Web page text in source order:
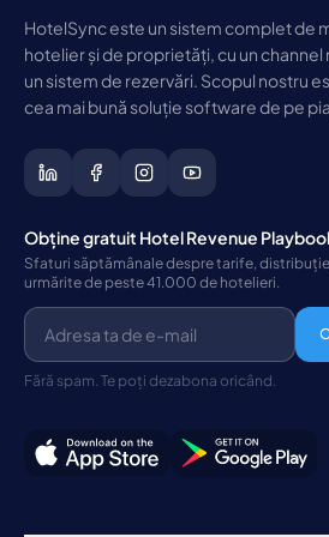
HotelSync este un sistem complet de
hotelier și de proprietăți, cu un
un sistem de rezervări. Scopul nostru
cea mai bună soluție software de pe
Obține gratuit Hotel Revenue
Sfaturi săptămânale despre tarife,
urmărite de peste 41.000 de hotelieri.
Fără spam. Te poți dezabona oricând.